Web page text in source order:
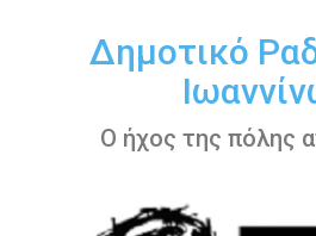
περιεχόμενοΔημοτικό
Ο ήχος της πόλης